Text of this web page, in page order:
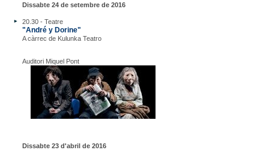
Dissabte 24 de setembre de 2016
20.30 - Teatre
"André y Dorine"
A càrrec de Kulunka Teatro
Auditori Miquel Pont
Dissabte 23 d'abril de 2016